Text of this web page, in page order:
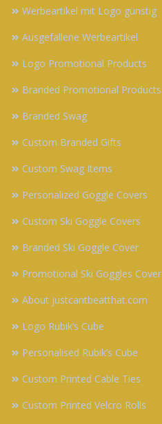
Werbeartikel mit Logo günstig
Ausgefallene Werbeartikel
Logo Promotional Products
Branded Promotional Products
Branded Swag
Custom Branded Gifts
Custom Swag Items
Personalized Goggle Covers
Custom Ski Goggle Covers
Branded Ski Goggle Cover
Promotional Ski Goggles Cover
About justcantbeatthat.com
Logo Rubik’s Cube
Personalised Rubik’s Cube
Custom Printed Cable Ties
Custom Printed Velcro Rolls